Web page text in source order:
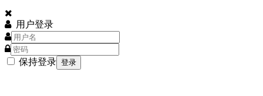
用户登录
保持登录